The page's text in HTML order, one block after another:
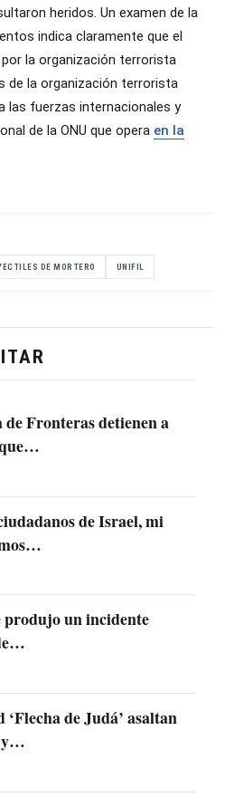
heridos. Un examen de la
indica claramente que el
la organización terrorista
de la organización terrorista
las fuerzas internacionales y
de la ONU que opera en la
DE MORTERO UNIFIL
de Fronteras detienen a
de Israel, mi
produjo un incidente
de Judá’ asaltan
y…